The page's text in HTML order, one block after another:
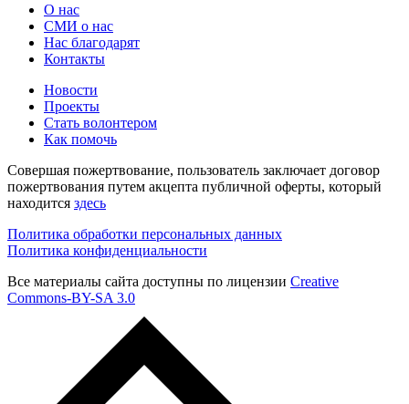
О нас
СМИ о нас
Нас благодарят
Контакты
Новости
Проекты
Стать волонтером
Как помочь
Совершая пожертвование, пользователь заключает договор
пожертвования путем акцепта публичной оферты, который
находится здесь
Политика обработки персональных данных
Политика конфиденциальности
Все материалы сайта доступны по лицензии Creative
Commons-BY-SA 3.0